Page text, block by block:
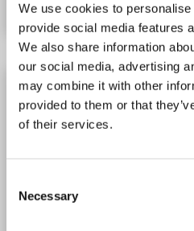
We use cookies to
provide social media features
We also share information
our social media, advertising
may combine it with other
provided to them or that
of their services.
Selection
Necessary
KCNIP4 anticorps (N-
KCNIP4